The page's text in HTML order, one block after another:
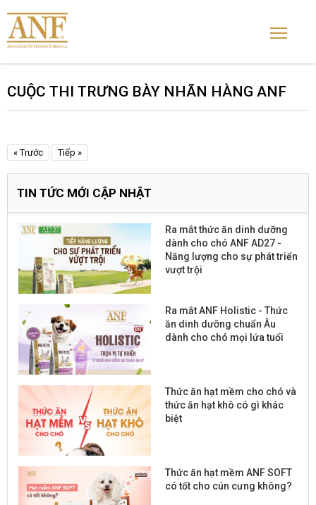
CUỘC THI TRƯNG BÀY NHÃN HÀNG ANF
« Trước Tiếp »
TIN TỨC MỚI CẬP NHẬT
Ra mắt thức ăn dinh dưỡng
dành cho chó ANF AD27 -
Năng lượng cho sự phát triển
vượt trội
Ra mắt ANF Holistic - Thức
ăn dinh dưỡng chuẩn Âu
dành cho chó mọi lứa tuổi
Thức ăn hạt mềm cho chó và
thức ăn hạt khô có gì khác
biệt
Thức ăn hạt mềm ANF SOFT
có tốt cho cún cưng không?